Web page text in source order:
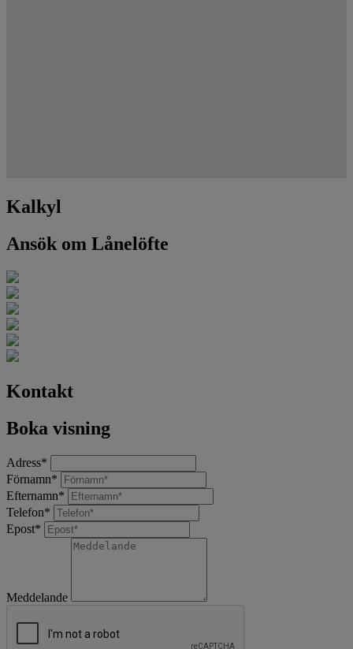
Kalkyl
Ansök om Lånelöfte
Kontakt
Boka visning
Adress*
Förnamn*
Efternamn*
Telefon*
Epost*
Meddelande